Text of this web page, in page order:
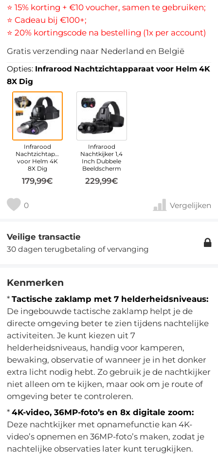
⭐ 15% korting + €10 voucher, samen te gebruiken;
⭐ Cadeau bij €100+;
⭐ 20% kortingscode na bestelling (1x per account)
Gratis verzending naar Nederland en België
Opties: Infrarood Nachtzichtapparaat voor Helm 4K
8X Dig
Infrarood
Nachtzichtapparaat
voor Helm 4K
8X Dig
179,99€
Infrarood
Nachtkijker 1,4
Inch Dubbele
Beeldscherm
229,99€
0 Vergelijken
Veilige transactie
30 dagen terugbetaling of vervanging
Kenmerken
*Tactische zaklamp met 7 helderheidsniveaus:
De ingebouwde tactische zaklamp helpt je de
directe omgeving beter te zien tijdens nachtelijke
activiteiten. Je kunt kiezen uit 7
helderheidsniveaus, handig voor kamperen,
bewaking, observatie of wanneer je in het donker
extra licht nodig hebt. Zo gebruik je de nachtkijker
niet alleen om te kijken, maar ook om je route of
omgeving beter te controleren.
*4K-video, 36MP-foto’s en 8x digitale zoom:
Deze nachtkijker met opnamefunctie kan 4K-
video’s opnemen en 36MP-foto’s maken, zodat je
nachtelijke observaties later kunt terugkijken.